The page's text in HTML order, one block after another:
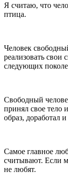
Я считаю, что
птица.
Человек
реализовать свои
следующих
Свободный
принял свое тело
образ, доработал
Самое главное
считывают. Если
не любят.